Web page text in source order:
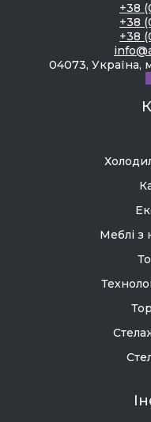
+38
+38
+38
04073, Україна,
Меблі з